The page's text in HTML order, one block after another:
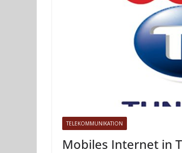
TELEKOMMUNIKATION
Mobiles Internet in